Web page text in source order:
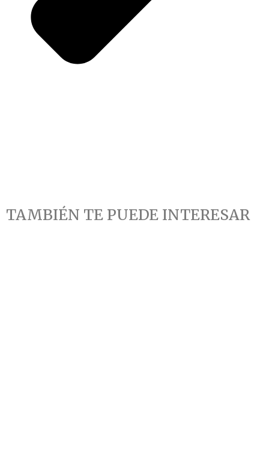
TAMBIÉN TE PUEDE INTERESAR